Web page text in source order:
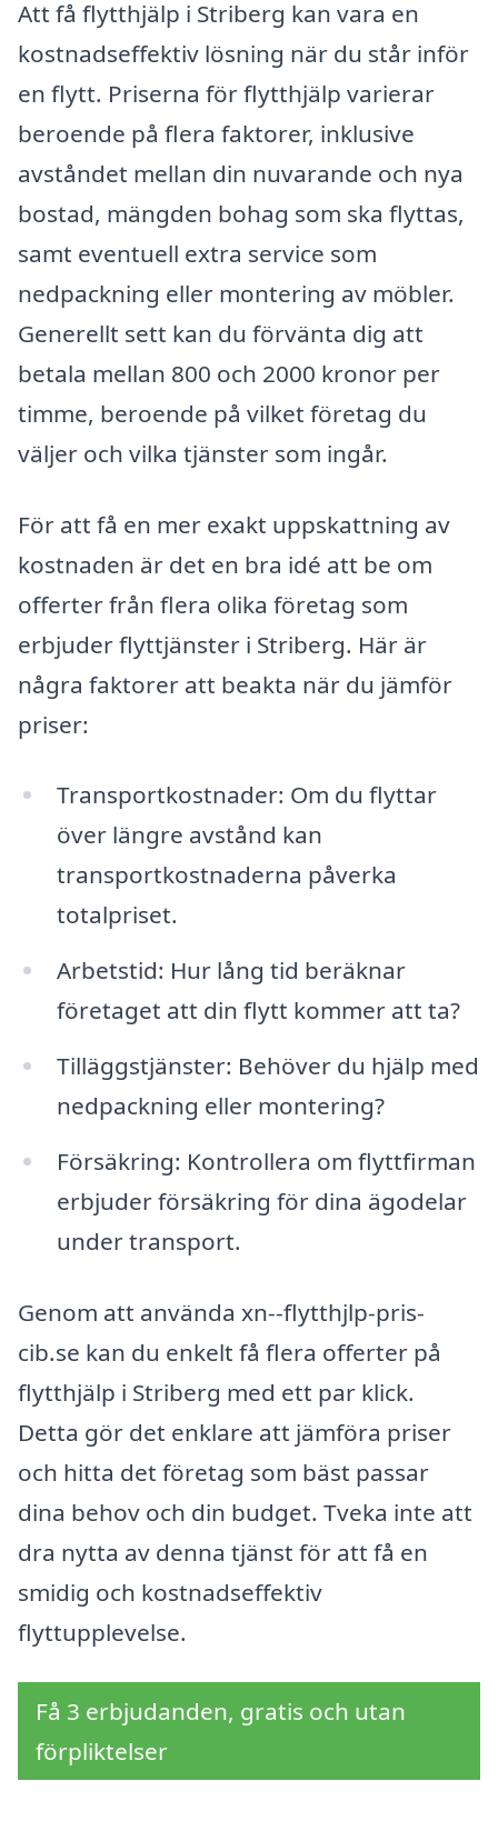
Att få flytthjälp i Striberg kan vara en
kostnadseffektiv lösning när du står inför
en flytt. Priserna för flytthjälp varierar
beroende på flera faktorer, inklusive
avståndet mellan din nuvarande och nya
bostad, mängden bohag som ska flyttas,
samt eventuell extra service som
nedpackning eller montering av möbler.
Generellt sett kan du förvänta dig att
betala mellan 800 och 2000 kronor per
timme, beroende på vilket företag du
väljer och vilka tjänster som ingår.
För att få en mer exakt uppskattning av
kostnaden är det en bra idé att be om
offerter från flera olika företag som
erbjuder flyttjänster i Striberg. Här är
några faktorer att beakta när du jämför
priser:
Transportkostnader: Om du flyttar
över längre avstånd kan
transportkostnaderna påverka
totalpriset.
Arbetstid: Hur lång tid beräknar
företaget att din flytt kommer att ta?
Tilläggstjänster: Behöver du hjälp med
nedpackning eller montering?
Försäkring: Kontrollera om flyttfirman
erbjuder försäkring för dina ägodelar
under transport.
Genom att använda xn--flytthjlp-pris-
cib.se kan du enkelt få flera offerter på
flytthjälp i Striberg med ett par klick.
Detta gör det enklare att jämföra priser
och hitta det företag som bäst passar
dina behov och din budget. Tveka inte att
dra nytta av denna tjänst för att få en
smidig och kostnadseffektiv
flyttupplevelse.
Få 3 erbjudanden, gratis och utan
förpliktelser